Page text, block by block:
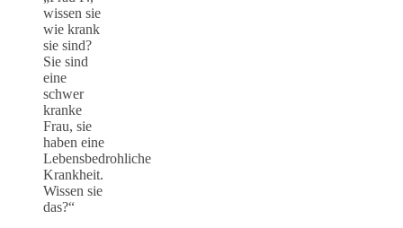
wissen sie
wie krank
sie sind?
Sie sind
eine
schwer
kranke
Frau, sie
haben eine
Lebensbedrohliche
Krankheit.
Wissen sie
das?“